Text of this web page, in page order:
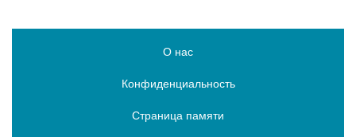
О нас
Конфиденциальность
Страница памяти